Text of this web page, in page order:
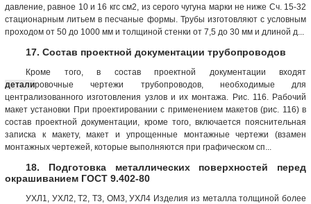
давление, равное 10 и 16 кгс см2, из серого чугуна марки не ниже Сч. 15-32
стационарным литьем в песчаные формы. Трубы изготовляют с условным
проходом от 50 до 1000 мм и толщиной стенки от 7,5 до 30 мм и длиной д...
17. Состав проектной документации трубопроводов
Кроме того, в состав проектной документации входят
деталировочные чертежи трубопроводов, необходимые для
централизованного изготовления узлов и их монтажа. Рис. 116. Рабочий
макет установки При проектировании с применением макетов (рис. 116) в
состав проектной документации, кроме того, включается пояснительная
записка к макету, макет и упрощенные монтажные чертежи (взамен
монтажных чертежей, которые выполняются при графическом сп...
18. Подготовка металлических поверхностей перед
окрашиванием ГОСТ 9.402-80
УХЛ1, УХЛ2, Т2, Т3, ОМ3, УХЛ4 Изделия из металла толщиной более